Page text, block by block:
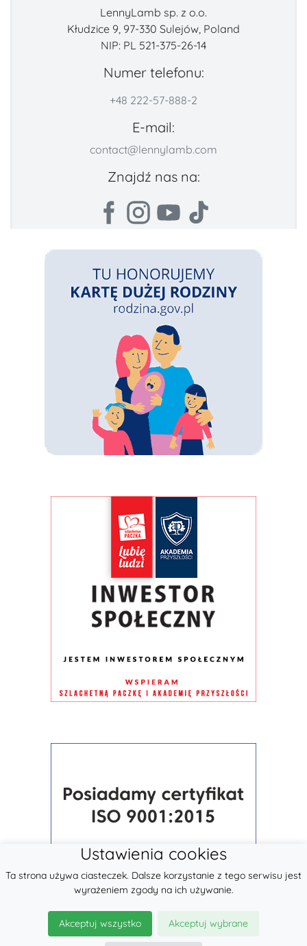
LennyLamb sp. z o.o.
Kłudzice 9, 97-330 Sulejów, Poland
NIP: PL 521-375-26-14
Numer telefonu:
+48 222-57-888-2
E-mail:
contact@lennylamb.com
Znajdź nas na:
Ustawienia cookies
Ta strona używa ciasteczek. Dalsze korzystanie z tego serwisu jest
wyrażeniem zgody na ich używanie.
Akceptuj wszystko Akceptuj wybrane